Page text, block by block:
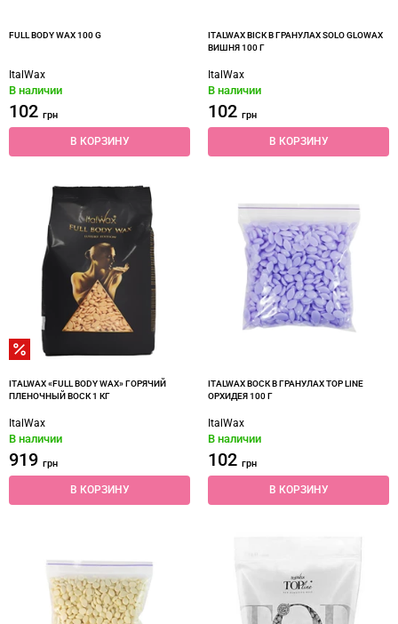
FULL BODY WAX 100 G
ItalWax
В наличии
102 грн
В КОРЗИНУ
ITALWAX ВІСК В ГРАНУЛАХ SOLO GLOWAX
ВИШНЯ 100 Г
ItalWax
В наличии
102 грн
В КОРЗИНУ
ITALWAX «‎FULL BODY WAX» ГОРЯЧИЙ
ПЛЕНОЧНЫЙ ВОСК 1 КГ
ItalWax
В наличии
919 грн
В КОРЗИНУ
ITALWAX ВОСК В ГРАНУЛАХ TOP LINE
ОРХИДЕЯ 100 Г
ItalWax
В наличии
102 грн
В КОРЗИНУ